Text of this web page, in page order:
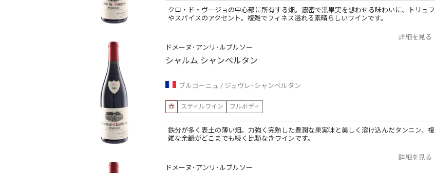
クロ・ド・ヴージョの中心部に所有する畑。濃密で黒果実を想わせる味わいに、トリュフ
やスパイスのアクセント。複雑でフィネス溢れる素晴らしいワインです。
詳細を見る
ドメーヌ･アンリ･ルブルソー
シャルム シャンベルタン
ブルゴーニュ ジュヴレ･シャンベルタン
赤 スティルワイン フルボディ
鉄分が多く表土の薄い畑。力強く完熟した豊潤な果実味と美しく溶け込んだタンニン、複
雑な余韻がどこまでも続く比類なきワインです。
詳細を見る
ドメーヌ･アンリ･ルブルソー